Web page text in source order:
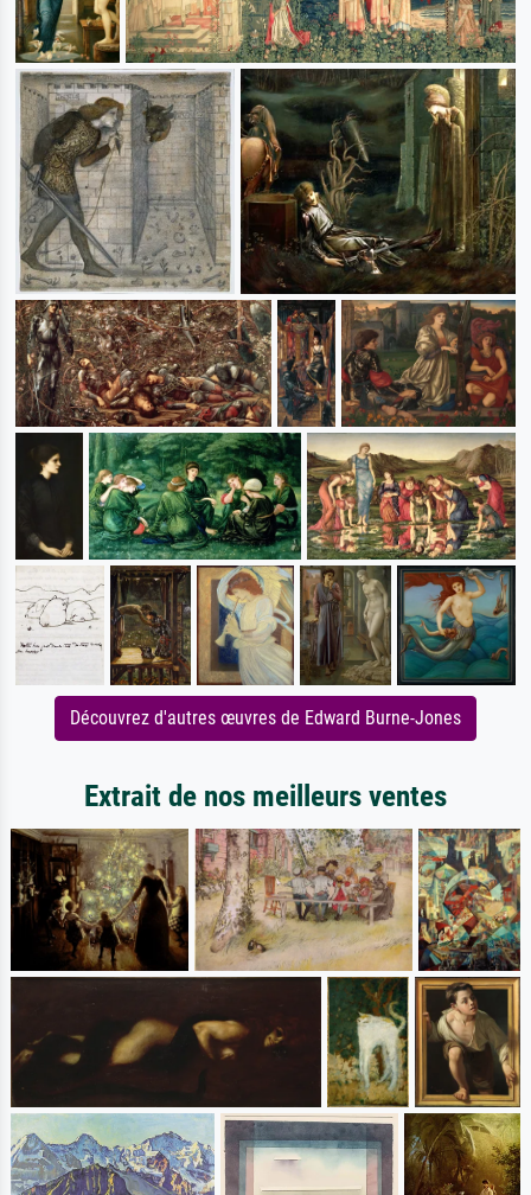
Découvrez d'autres œuvres de Edward Burne-Jones
Extrait de nos meilleurs ventes